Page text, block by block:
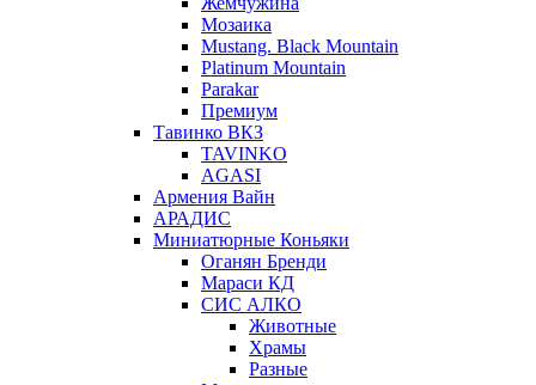
Мозаика
Mustang. Black Mountain
Platinum Mountain
Parakar
Премиум
Тавинко ВКЗ
TAVINKO
AGASI
Армения Вайн
АРАДИС
Миниатюрные Коньяки
Оганян Бренди
Мараси КД
СИС АЛКО
Животные
Храмы
Разные